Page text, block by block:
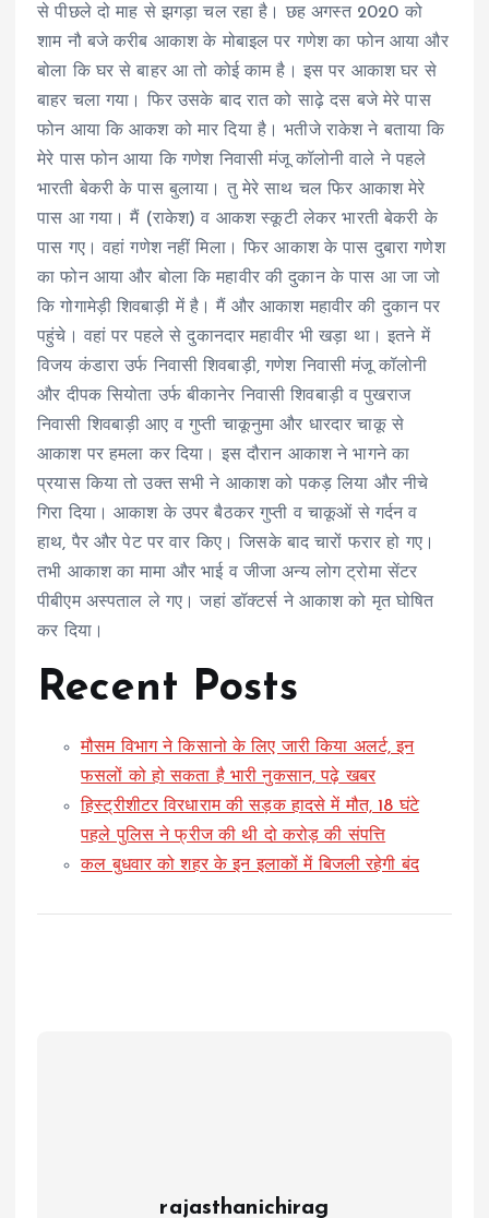
से पीछले दो माह से झगड़ा चल रहा है। छह अगस्त 2020 को
शाम नौ बजे करीब आकाश के मोबाइल पर गणेश का फोन आया और
बोला कि घर से बाहर आ तो कोई काम है। इस पर आकाश घर से
बाहर चला गया। फिर उसके बाद रात को साढ़े दस बजे मेरे पास
फोन आया कि आकश को मार दिया है। भतीजे राकेश ने बताया कि
मेरे पास फोन आया कि गणेश निवासी मंजू कॉलोनी वाले ने पहले
भारती बेकरी के पास बुलाया। तु मेरे साथ चल फिर आकाश मेरे
पास आ गया। मैं (राकेश) व आकश स्कूटी लेकर भारती बेकरी के
पास गए। वहां गणेश नहीं मिला। फिर आकाश के पास दुबारा गणेश
का फोन आया और बोला कि महावीर की दुकान के पास आ जा जो
कि गोगामेड़ी शिवबाड़ी में है। मैं और आकाश महावीर की दुकान पर
पहुंचे। वहां पर पहले से दुकानदार महावीर भी खड़ा था। इतने में
विजय कंडारा उर्फ निवासी शिवबाड़ी, गणेश निवासी मंजू कॉलोनी
और दीपक सियोता उर्फ बीकानेर निवासी शिवबाड़ी व पुखराज
निवासी शिवबाड़ी आए व गुप्ती चाकूनुमा और धारदार चाकू से
आकाश पर हमला कर दिया। इस दौरान आकाश ने भागने का
प्रयास किया तो उक्त सभी ने आकाश को पकड़ लिया और नीचे
गिरा दिया। आकाश के उपर बैठकर गुप्ती व चाकूओं से गर्दन व
हाथ, पैर और पेट पर वार किए। जिसके बाद चारों फरार हो गए।
तभी आकाश का मामा और भाई व जीजा अन्य लोग ट्रोमा सेंटर
पीबीएम अस्पताल ले गए। जहां डॉक्टर्स ने आकाश को मृत घोषित
कर दिया।
Recent Posts
मौसम विभाग ने किसानो के लिए जारी किया अलर्ट, इन
फसलों को हो सकता है भारी नुकसान, पढ़े खबर
हिस्ट्रीशीटर विरधाराम की सड़क हादसे में मौत, 18 घंटे
पहले पुलिस ने फ्रीज की थी दो करोड़ की संपत्ति
कल बुधवार को शहर के इन इलाकों में बिजली रहेगी बंद
rajasthanichirag